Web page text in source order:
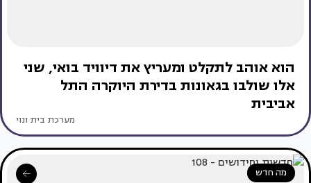
הוא אוהב לתקלט ומעריץ את דיוויד בואי, שני
אלו שולבו בגאונות בדירת היוקרה התל
אביבית
מערכת בית ונוי
מה חדש